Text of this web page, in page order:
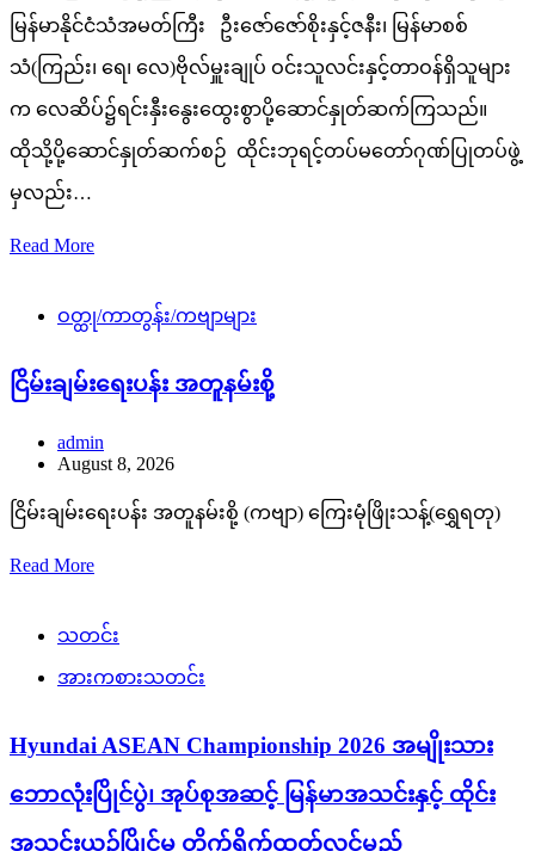
မြန်မာနိုင်ငံသံအမတ်ကြီး ဦးဇော်ဇော်စိုးနှင့်ဇနီး၊ မြန်မာစစ်
သံ(ကြည်း၊ ရေ၊ လေ)ဗိုလ်မှူးချုပ် ဝင်းသူလင်းနှင့်တာဝန်ရှိသူများ
က လေဆိပ်၌ရင်းနှီးနွေးထွေးစွာပို့ဆောင်နှုတ်ဆက်ကြသည်။
ထိုသို့ပို့ဆောင်နှုတ်ဆက်စဉ် ထိုင်းဘုရင့်တပ်မတော်ဂုဏ်ပြုတပ်ဖွဲ့
မှလည်း…
Read More
ဝတ္ထု/ကာတွန်း/ကဗျာများ
ငြိမ်းချမ်းရေးပန်း အတူနမ်းစို့
admin
August 8, 2026
ငြိမ်းချမ်းရေးပန်း အတူနမ်းစို့ (ကဗျာ) ကြေးမုံဖြိုးသန့်(ရွှေရတု)
Read More
သတင်း
အားကစားသတင်း
Hyundai ASEAN Championship 2026 အမျိုးသား
ဘောလုံးပြိုင်ပွဲ၊ အုပ်စုအဆင့် မြန်မာအသင်းနှင့် ထိုင်း
အသင်းယှဉ်ပြိုင်မှု တိုက်ရိုက်ထုတ်လွှင့်မည်